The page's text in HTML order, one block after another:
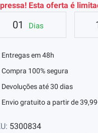
Esta oferta é
01 Dias
Entregas em 48h
Compra 100% segura
Devoluções até 30 dias
Envio gratuito a partir de
5300834